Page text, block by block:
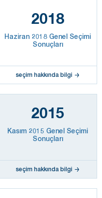
2018
Haziran 2018 Genel Seçimi
Sonuçları
seçim hakkında bilgi
2015
Kasım 2015 Genel Seçimi
Sonuçları
seçim hakkında bilgi